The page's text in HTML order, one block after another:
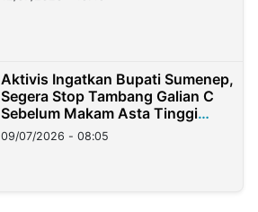
Aktivis Ingatkan Bupati Sumenep,
Segera Stop Tambang Galian C
Sebelum Makam Asta Tinggi
Longsor
09/07/2026 - 08:05